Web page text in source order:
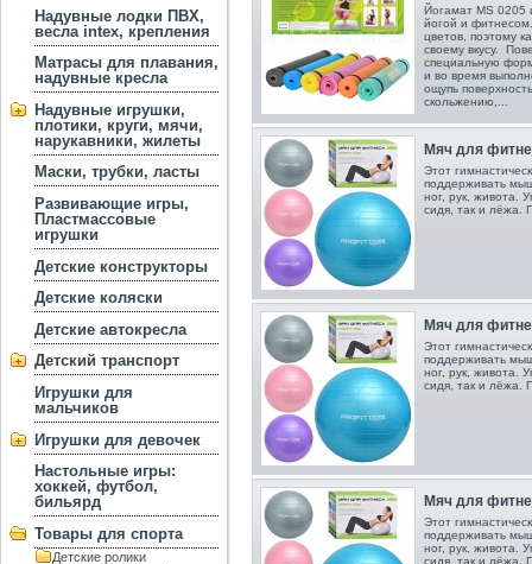
Надувные лодки ПВХ,
весла intex, крепления
Матрасы для плавания,
надувные кресла
Надувные игрушки,
плотики, круги, мячи,
нарукавники, жилеты
Маски, трубки, ласты
Развивающие игры,
Пластмассовые
игрушки
Детские конструкторы
Детские коляски
Детские автокресла
Детский транспорт
Игрушки для
мальчиков
Игрушки для девочек
Настольные игры:
хоккей, футбол,
бильярд
Товары для спорта
Детские ролики
Йогамат MS 0205
йогой и
цветов, поэтому
своему вкусу.
специальную
и во время
ощупь
скольжению,...
Мяч для
Этот
поддерживать
ног, рук, живота.
сидя, так и лёжа.
Мяч для
Этот
поддерживать
ног, рук, живота.
сидя, так и лёжа.
Мяч для
Этот
поддерживать
ног, рук, живота.